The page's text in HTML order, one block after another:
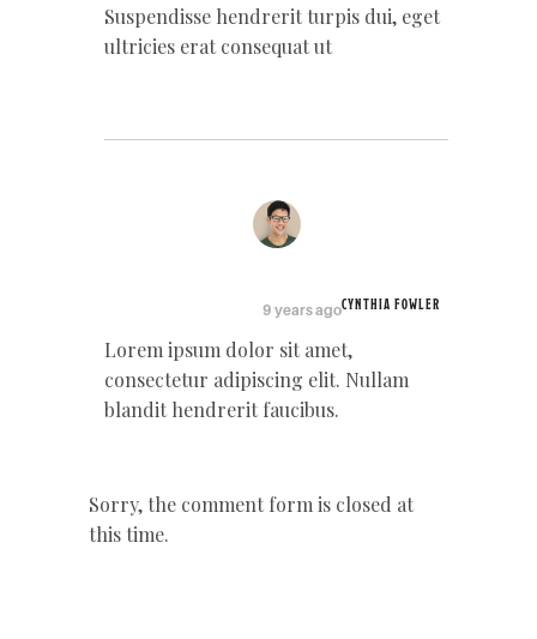
Suspendisse hendrerit turpis dui, eget
ultricies erat consequat ut
CYNTHIA FOWLER
9 years ago
Lorem ipsum dolor sit amet,
consectetur adipiscing elit. Nullam
blandit hendrerit faucibus.
Sorry, the comment form is closed at
this time.